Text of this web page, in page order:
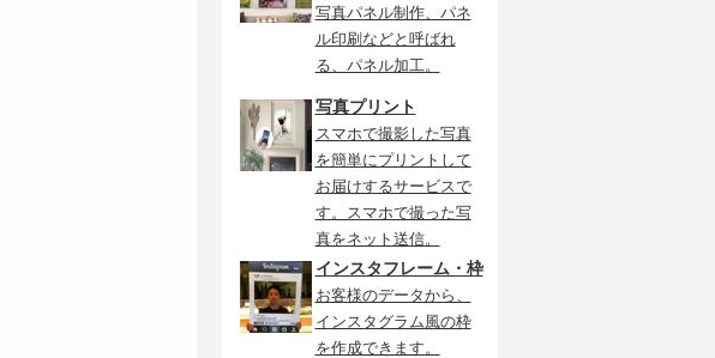
写真パネル制作、パネ
ル印刷などと呼ばれ
る、パネル加工。
写真プリント
スマホで撮影した写真
を簡単にプリントして
お届けするサービスで
す。スマホで撮った写
真をネット送信。
インスタフレーム・枠
お客様のデータから、
インスタグラム風の枠
を作成できます。